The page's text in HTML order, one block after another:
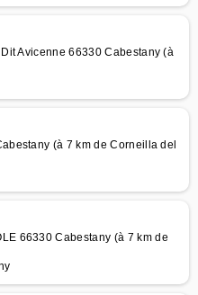
Avicenne 66330 Cabestany (à
(à 7 km de Corneilla del
66330 Cabestany (à 7 km de